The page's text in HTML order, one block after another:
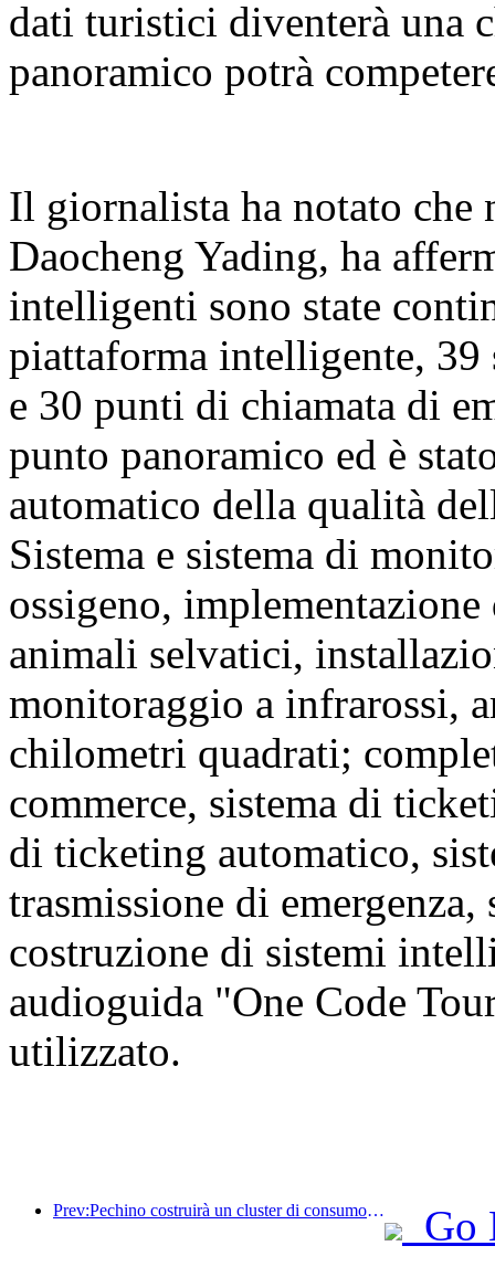
dati turistici diventerà una
panoramico potrà
Il giornalista ha notato che
Daocheng Yading, ha
intelligenti sono state
piattaforma intelligente,
e 30 punti di chiamata di
punto panoramico ed è
automatico della qualità
Sistema e sistema di
ossigeno,
animali selvatici,
monitoraggio a infrarossi,
chilometri quadrati;
commerce, sistema di
di ticketing automatico,
trasmissione di
costruzione di sistemi
audioguida "One Code
utilizzato.
Prev:Pechino costruirà un cluster di consumo turistico attorno al parco a tema globale
Go